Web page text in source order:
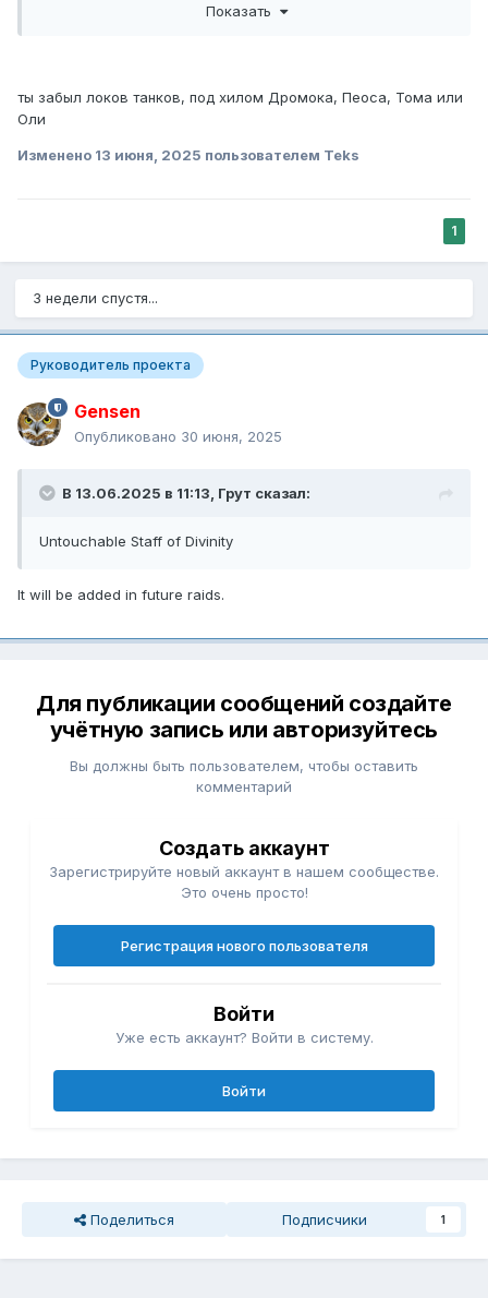
игру, а то танчат лишь фералы и в редких случаях палы
Показать
ты забыл локов танков, под хилом Дромока, Пеоса, Тома или
Оли
Изменено 13 июня, 2025 пользователем Teks
1
3 недели спустя...
Руководитель проекта
Gensen
Опубликовано 30 июня, 2025
В 13.06.2025 в 11:13, Грут сказал:
Untouchable Staff of Divinity
It will be added in future raids.
Для публикации сообщений создайте
учётную запись или авторизуйтесь
Вы должны быть пользователем, чтобы оставить
комментарий
Создать аккаунт
Зарегистрируйте новый аккаунт в нашем сообществе.
Это очень просто!
Регистрация нового пользователя
Войти
Уже есть аккаунт? Войти в систему.
Войти
Поделиться Подписчики 1